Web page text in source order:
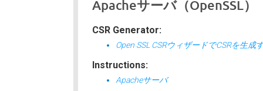
Apacheサーバ（OpenSSL）
CSR Generator:
Open SSL CSRウィザードでCSRを生成
Instructions:
Apacheサーバ